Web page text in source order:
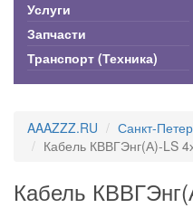
Услуги
Запчасти
Транспорт (Техника)
AAAZZZ.RU Санкт-
Кабель КВВГЭнг(А)-LS
Кабель